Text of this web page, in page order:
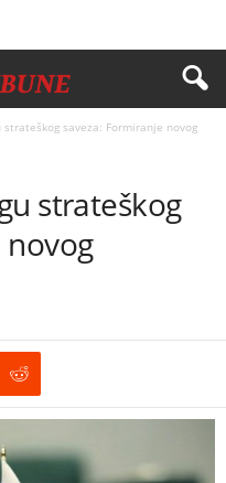
saveza: Formiranje novog
strateškog
novog